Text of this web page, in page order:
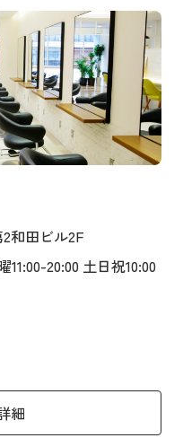
和田ビル2F
11:00-20:00 土日祝10:00
細